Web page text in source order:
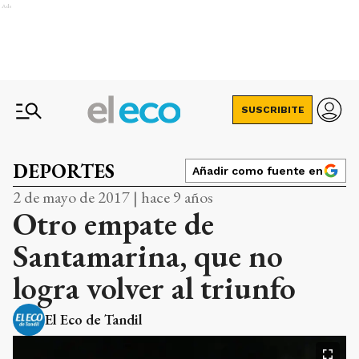
Ads
SUSCRIBITE
DEPORTES Añadir como fuente en
2 de mayo de 2017 | hace 9 años
Otro empate de
Santamarina, que no
logra volver al triunfo
El Eco de Tandil